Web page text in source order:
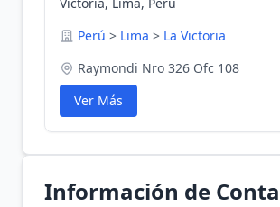
Perú > Lima > La Victoria
Raymondi Nro 326 Ofc 108
Ver Más
Información de